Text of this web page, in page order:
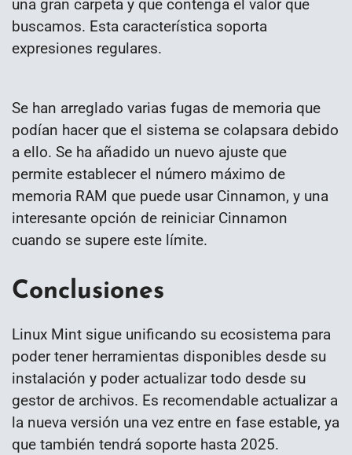
una gran carpeta y que contenga el valor que
buscamos. Esta característica soporta
expresiones regulares.
Se han arreglado varias fugas de memoria que
podían hacer que el sistema se colapsara debido
a ello. Se ha añadido un nuevo ajuste que
permite establecer el número máximo de
memoria RAM que puede usar Cinnamon, y una
interesante opción de reiniciar Cinnamon
cuando se supere este límite.
Conclusiones
Linux Mint sigue unificando su ecosistema para
poder tener herramientas disponibles desde su
instalación y poder actualizar todo desde su
gestor de archivos. Es recomendable actualizar a
la nueva versión una vez entre en fase estable, ya
que también tendrá soporte hasta 2025.